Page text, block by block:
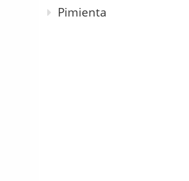
Pimienta